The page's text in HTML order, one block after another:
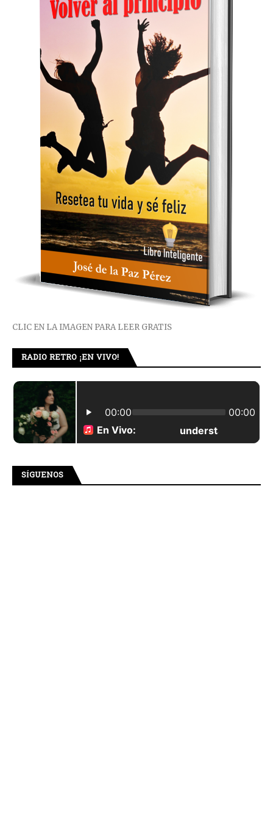
CLIC EN LA IMAGEN PARA LEER GRATIS
RADIO RETRO ¡EN VIVO!
SÍGUENOS